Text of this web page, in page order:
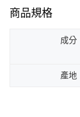
商品規格
成分
產地